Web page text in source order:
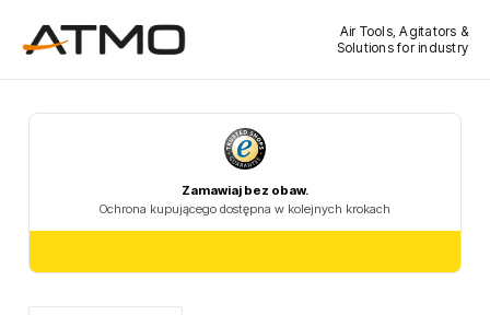
Air Tools, Agitators &
Solutions for industry